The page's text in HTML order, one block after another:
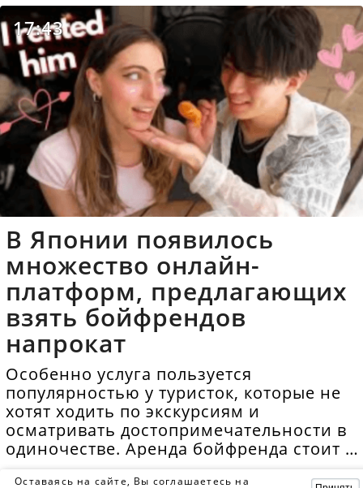
17:43
В Японии появилось
множество онлайн-
платформ, предлагающих
взять бойфрендов
напрокат
Особенно услуга пользуется
популярностью у туристок, которые не
хотят ходить по экскурсиям и
осматривать достопримечательности в
одиночестве. Аренда бойфренда стоит в
Оставаясь на сайте, Вы соглашаетесь на